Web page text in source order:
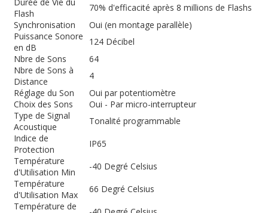
Flash
70% d'efficacité après 8 millions de Flashs
Synchronisation
Oui (en montage parallèle)
Puissance Sonore
en dB
124 Décibel
Nbre de Sons
64
Nbre de Sons à
Distance
4
Réglage du Son
Oui par potentiomètre
Choix des Sons
Oui - Par micro-interrupteur
Type de Signal
Acoustique
Tonalité programmable
Indice de
Protection
IP65
Température
d'Utilisation Min
-40 Degré Celsius
Température
d'Utilisation Max
66 Degré Celsius
Température de